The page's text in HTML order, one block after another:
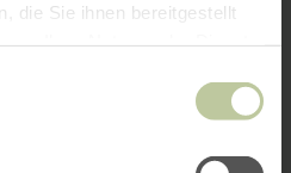
die Sie ihnen bereitgestellt